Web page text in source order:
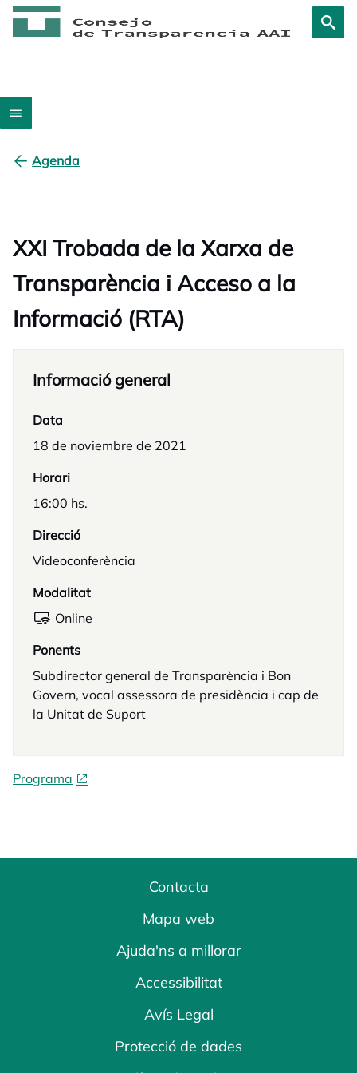
Agenda
XXI Trobada de la Xarxa de
Transparència i Acceso a la
Informació (RTA)
Informació general
Data
18 de noviembre de 2021
Horari
16:00 hs.
Direcció
Videoconferència
Modalitat
Online
Ponents
Subdirector general de Transparència i Bon
Govern, vocal assessora de presidència i cap de
la Unitat de Suport
Programa
Contacta
Mapa web
Ajuda'ns a millorar
Accessibilitat
Avís Legal
Protecció de dades